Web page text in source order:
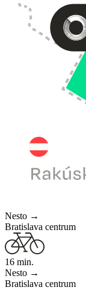
Nesto →
Bratislava centrum
16 min.
Nesto →
Bratislava centrum